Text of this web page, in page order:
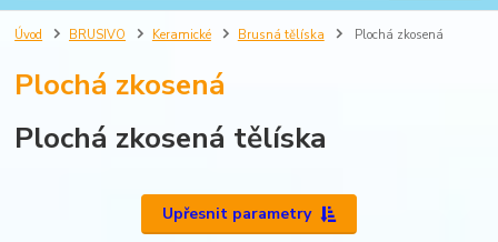
Úvod BRUSIVO Keramické Brusná tělíska Plochá zkosená
Plochá zkosená
Plochá zkosená tělíska
Upřesnit parametry